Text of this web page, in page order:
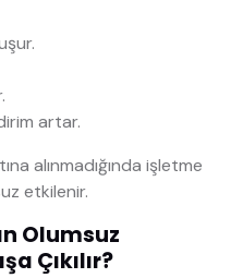
artar.
alınmadığında işletme
etkilenir.
Olumsuz
Çıkılır?